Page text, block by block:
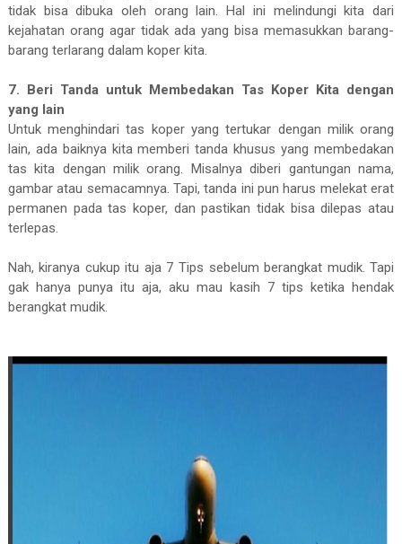
tidak bisa dibuka oleh orang lain. Hal ini melindungi kita dari
kejahatan orang agar tidak ada yang bisa memasukkan barang-
barang terlarang dalam koper kita.
7. Beri Tanda untuk Membedakan Tas Koper Kita dengan
yang lain
Untuk menghindari tas koper yang tertukar dengan milik orang
lain, ada baiknya kita memberi tanda khusus yang membedakan
tas kita dengan milik orang. Misalnya diberi gantungan nama,
gambar atau semacamnya. Tapi, tanda ini pun harus melekat erat
permanen pada tas koper, dan pastikan tidak bisa dilepas atau
terlepas.
Nah, kiranya cukup itu aja 7 Tips sebelum berangkat mudik. Tapi
gak hanya punya itu aja, aku mau kasih 7 tips ketika hendak
berangkat mudik.